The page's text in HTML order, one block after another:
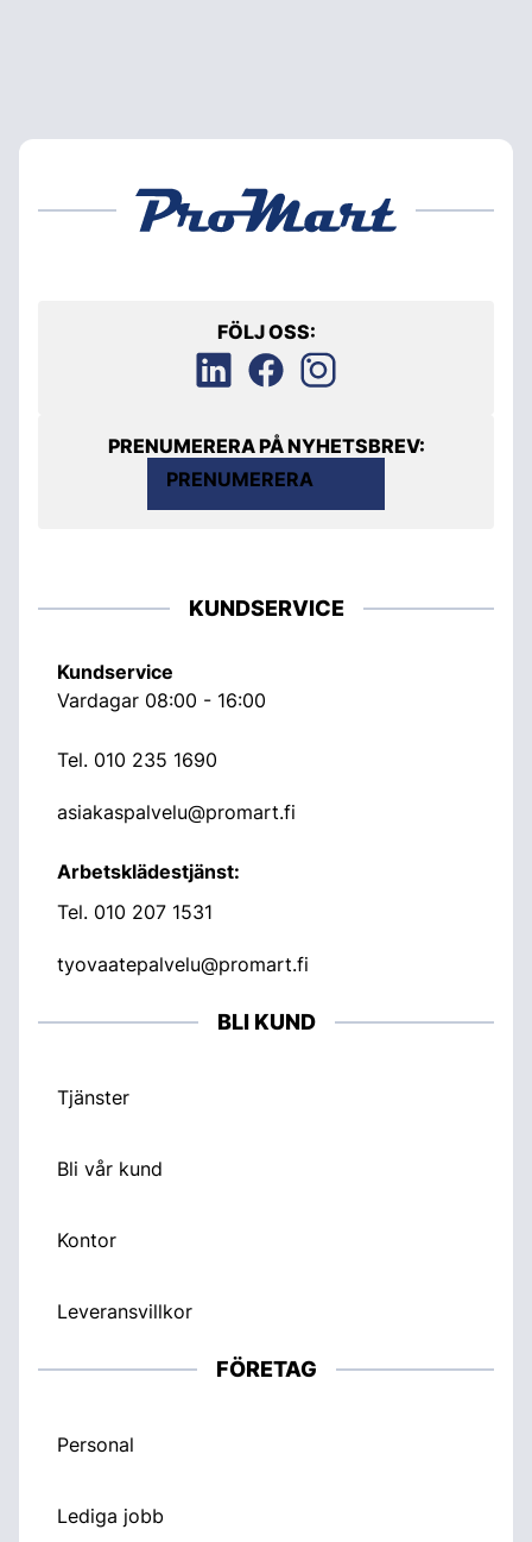
FÖLJ OSS:
PRENUMERERA PÅ NYHETSBREV:
PRENUMERERA
KUNDSERVICE
Kundservice
Vardagar 08:00 - 16:00
Tel. 010 235 1690
asiakaspalvelu@promart.fi
Arbetsklädestjänst:
Tel. 010 207 1531
tyovaatepalvelu@promart.fi
BLI KUND
Tjänster
Bli vår kund
Kontor
Leveransvillkor
FÖRETAG
Personal
Lediga jobb